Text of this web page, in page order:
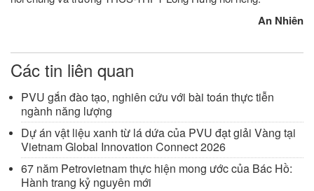
An Nhiên
Các tin liên quan
PVU gắn đào tạo, nghiên cứu với bài toán thực tiễn
ngành năng lượng
Dự án vật liệu xanh từ lá dứa của PVU đạt giải Vàng tại
Vietnam Global Innovation Connect 2026
67 năm Petrovietnam thực hiện mong ước của Bác Hồ:
Hành trang kỷ nguyên mới